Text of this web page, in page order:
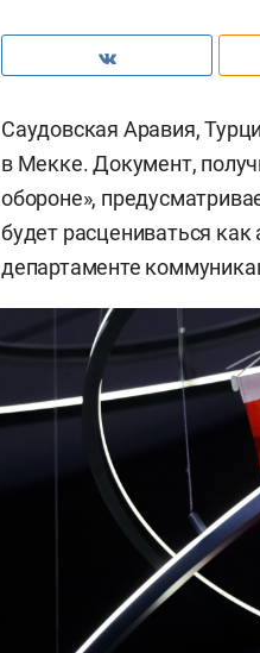
Саудовская Аравия,
в Мекке. Документ,
обороне»,
будет расцениваться как
департаменте